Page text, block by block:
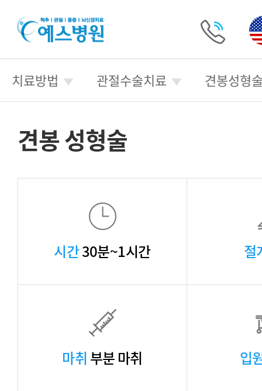
예
스
병
원
걸
치료방법 관절수술치료 견봉성형
견봉 성형술
시간30분~1시간 절
마취부분 마취 입